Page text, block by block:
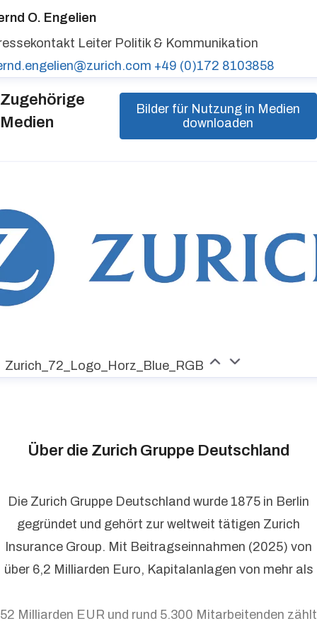
O. Engelien
Leiter Politik & Kommunikation
+49 (0)172 8103858
Zugehörige
Medien
Bilder für Nutzung in Medien
downloaden
Zurich_72_Logo_Horz_Blue_RGB
Über die Zurich Gruppe Deutschland
Die Zurich Gruppe Deutschland wurde 1875 in Berlin
gegründet und gehört zur weltweit tätigen Zurich
Insurance Group. Mit Beitragseinnahmen (2025) von
über 6,2 Milliarden Euro, Kapitalanlagen von mehr als
52 Milliarden EUR und rund 5.300 Mitarbeitenden zählt